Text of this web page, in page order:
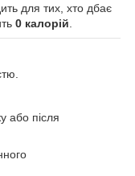
для тих, хто дбає
0 калорій
або після